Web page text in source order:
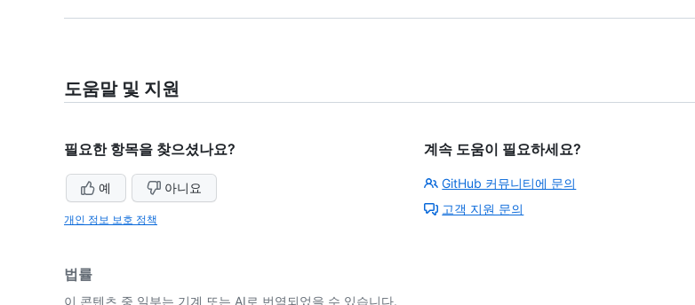
도움말 및 지원
필요한 항목을 찾으셨나요?
예 아니요
개인 정보 보호 정책
계속 도움이 필요하세요?
GitHub 커뮤니티에 문의
고객 지원 문의
법률
이 콘텐츠 중 일부는 기계 또는 AI로 번역되었을 수 있습니다.